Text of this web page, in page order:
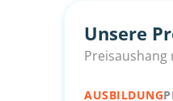
Unsere
Preisaushang
AUSBILDUNG